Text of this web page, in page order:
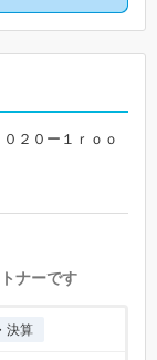
２０ー１ｒｏｏ
ナーです
決算